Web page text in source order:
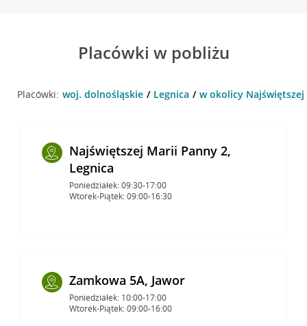
Placówki w pobliżu
Placówki: woj. dolnośląskie Legnica w okolicy
Najświętszej Marii Panny 2,
Legnica
Poniedziałek: 09:30-17:00
Wtorek-Piątek: 09:00-16:30
Zamkowa 5A, Jawor
Poniedziałek: 10:00-17:00
Wtorek-Piątek: 09:00-16:00